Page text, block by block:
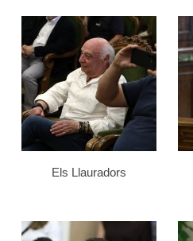
Els Llauradors